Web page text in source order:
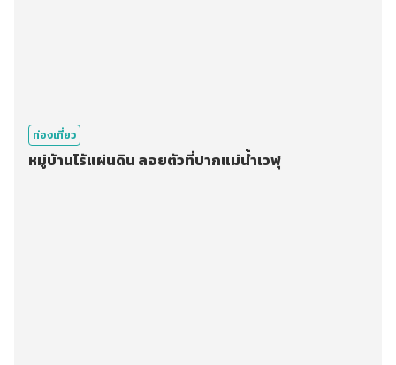
ท่องเที่ยว
หมู่บ้านไร้แผ่นดิน ลอยตัวที่ปากแม่น้ำเวฬุ